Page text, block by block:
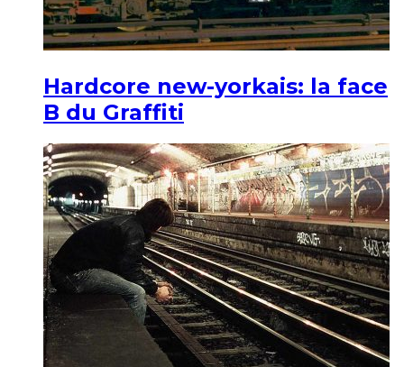
Hardcore new-yorkais: la face
B du Graffiti